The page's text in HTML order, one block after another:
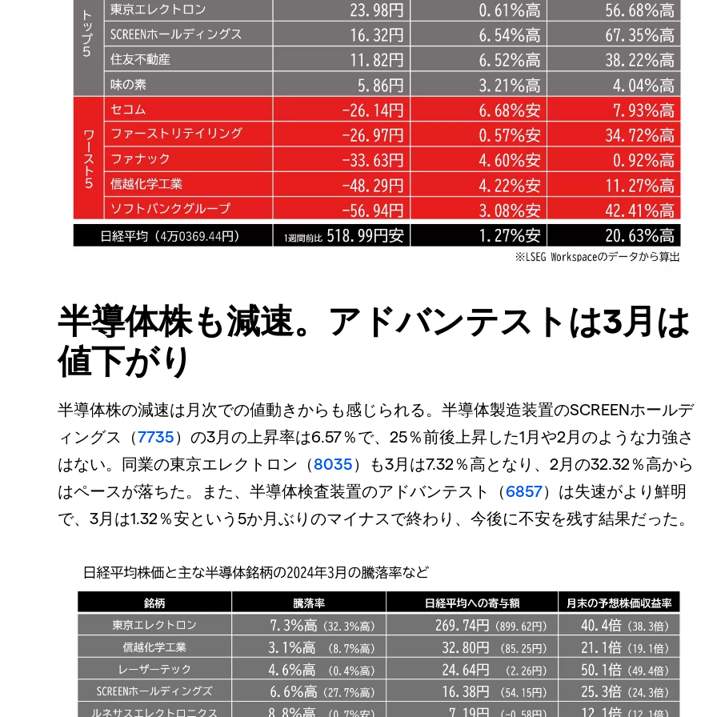
半導体株も減速。アドバンテストは3月は
値下がり
半導体株の減速は月次での値動きからも感じられる。半導体製造装置のSCREENホールデ
ィングス（7735）の3月の上昇率は6.57％で、25％前後上昇した1月や2月のような力強さ
はない。同業の東京エレクトロン（8035）も3月は7.32％高となり、2月の32.32％高から
はペースが落ちた。また、半導体検査装置のアドバンテスト（6857）は失速がより鮮明
で、3月は1.32％安という5か月ぶりのマイナスで終わり、今後に不安を残す結果だった。